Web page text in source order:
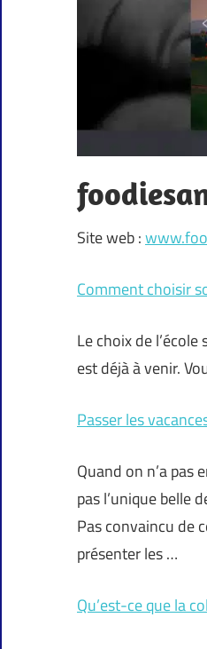
Site web :
Comment choisir
Le choix de
est déjà à venir.
Passer les
Quand on n’a pas
pas l’unique belle
Pas convaincu de
présenter les …
Qu’est-ce que la